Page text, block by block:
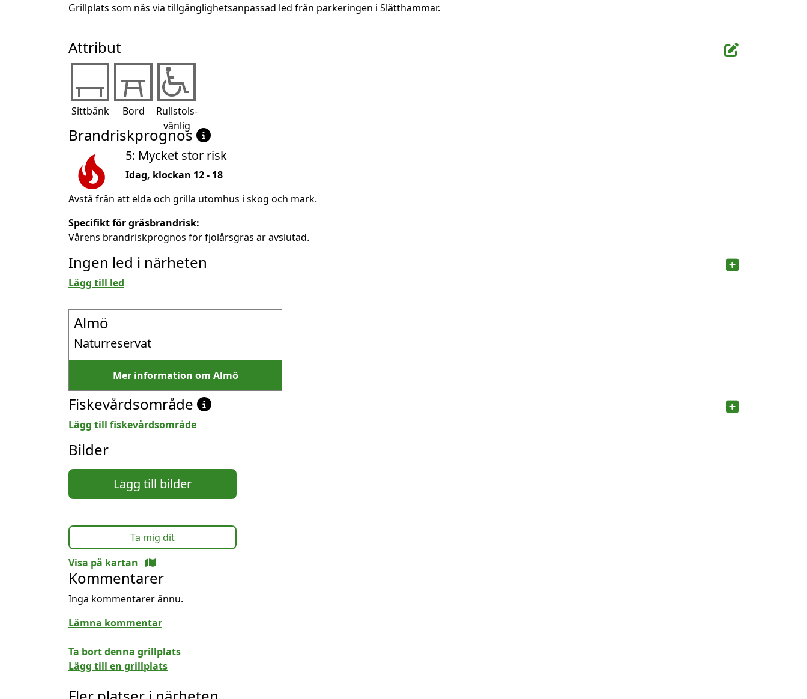
Grillplats som nås via tillgänglighetsanpassad led från parkeringen i Slätthammar.
Attribut
Sittbänk Bord
Rullstols-
vänlig
Brandriskprognos
5: Mycket stor risk
Idag, klockan 12 - 18
Avstå från att elda och grilla utomhus i skog och mark.
Specifikt för gräsbrandrisk:
Vårens brandriskprognos för fjolårsgräs är avslutad.
Ingen led i närheten
Lägg till led
Almö
Naturreservat
Mer information om Almö
Fiskevårdsområde
Lägg till fiskevårdsområde
Bilder
Lägg till bilder
Ta mig dit
Visa på kartan
Kommentarer
Inga kommentarer ännu.
Lämna kommentar
Ta bort denna grillplats
Lägg till en grillplats